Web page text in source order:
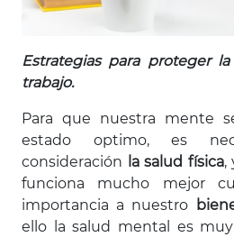
Estrategias para proteger
trabajo.
Para que nuestra mente
estado optimo, es
consideración
la salud física,
funciona mucho mejor
importancia a nuestro
ello la salud mental es